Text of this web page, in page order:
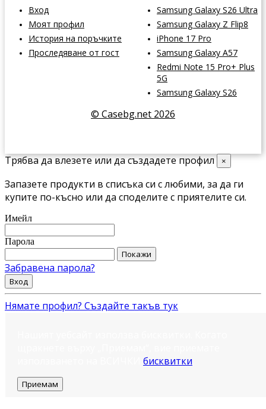
Вход
Моят профил
История на поръчките
Проследяване от гост
Samsung Galaxy S26 Ultra
Samsung Galaxy Z Flip8
iPhone 17 Pro
Samsung Galaxy A57
Redmi Note 15 Pro+ Plus
5G
Samsung Galaxy S26
© Casebg.net 2026
Трябва да влезете или да създадете профил ×
Запазете продукти в списъка си с любими, за да ги
купите по-късно или да споделите с приятелите си.
Имейл
Парола
Покажи
Забравена парола?
Вход
Нямате профил? Създайте такъв тук
бисквитки
Приемам